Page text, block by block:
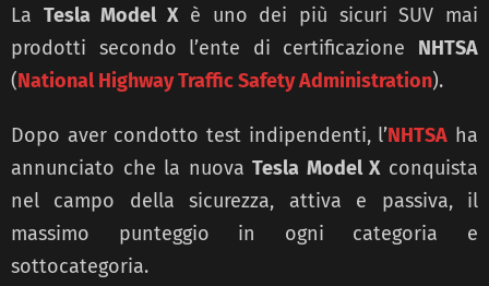
La Tesla Model Xè uno dei più sicuri SUV mai
prodotti secondo l’ente di certificazione NHTSA
(National Highway Traffic Safety Administration).
Dopo aver condotto test indipendenti, l’NHTSA ha
annunciato che la nuovaTesla Model Xconquista
nel campo della sicurezza, attiva e passiva, il
massimo punteggio in ogni categoria e
sottocategoria.